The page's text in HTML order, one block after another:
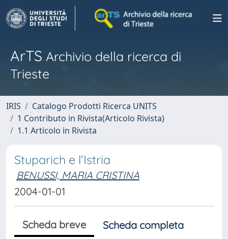
ArTS Archivio della ricerca di
Trieste
IRIS
Catalogo Prodotti Ricerca UNITS
1 Contributo in Rivista(Articolo Rivista)
1.1 Articolo in Rivista
Stuparich e l’Istria
BENUSSI, MARIA CRISTINA
2004-01-01
Scheda breve Scheda completa